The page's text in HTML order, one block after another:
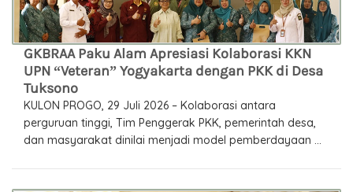
GKBRAA Paku Alam Apresiasi Kolaborasi KKN
UPN “Veteran” Yogyakarta dengan PKK di Desa
Tuksono
KULON PROGO, 29 Juli 2026 – Kolaborasi antara
perguruan tinggi, Tim Penggerak PKK, pemerintah desa,
dan masyarakat dinilai menjadi model pemberdayaan ...